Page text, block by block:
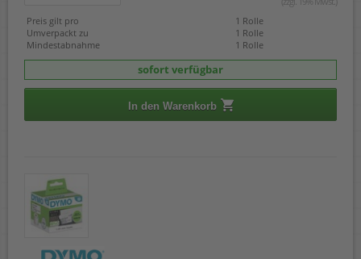
Preis gilt pro
1 Rolle
Umverpackt zu
1 Rolle
Mindestabnahme
1 Rolle
sofort verfügbar
In den Warenkorb